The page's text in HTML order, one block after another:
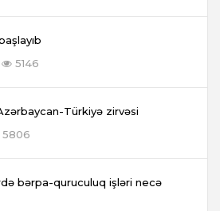
5146
Türkiyə zirvəsi
5806
bərpa-quruculuq işləri necə